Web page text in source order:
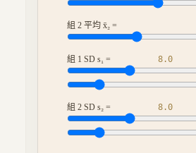
組 2 平均 x̄₂ =
組 1 SD s₁ = 8.0
組 2 SD s₂ = 8.0